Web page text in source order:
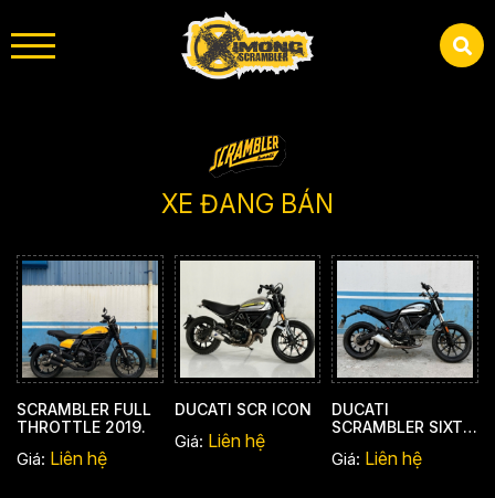
XE ĐANG BÁN
SCRAMBLER FULL
THROTTLE 2019.
Giá: Liên hệ
DUCATI SCR ICON
Giá: Liên hệ
DUCATI
SCRAMBLER SIXTY
Giá: Liên hệ